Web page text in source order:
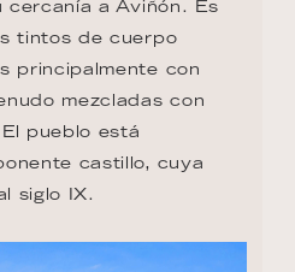
a Aviñón. Es
tintos de cuerpo
principalmente con
mezcladas con
pueblo está
castillo, cuya
siglo IX.